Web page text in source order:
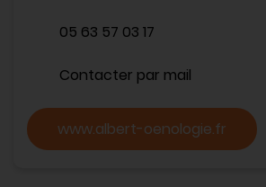
05 63 57 03 17
Contacter par mail
www.albert-oenologie.fr